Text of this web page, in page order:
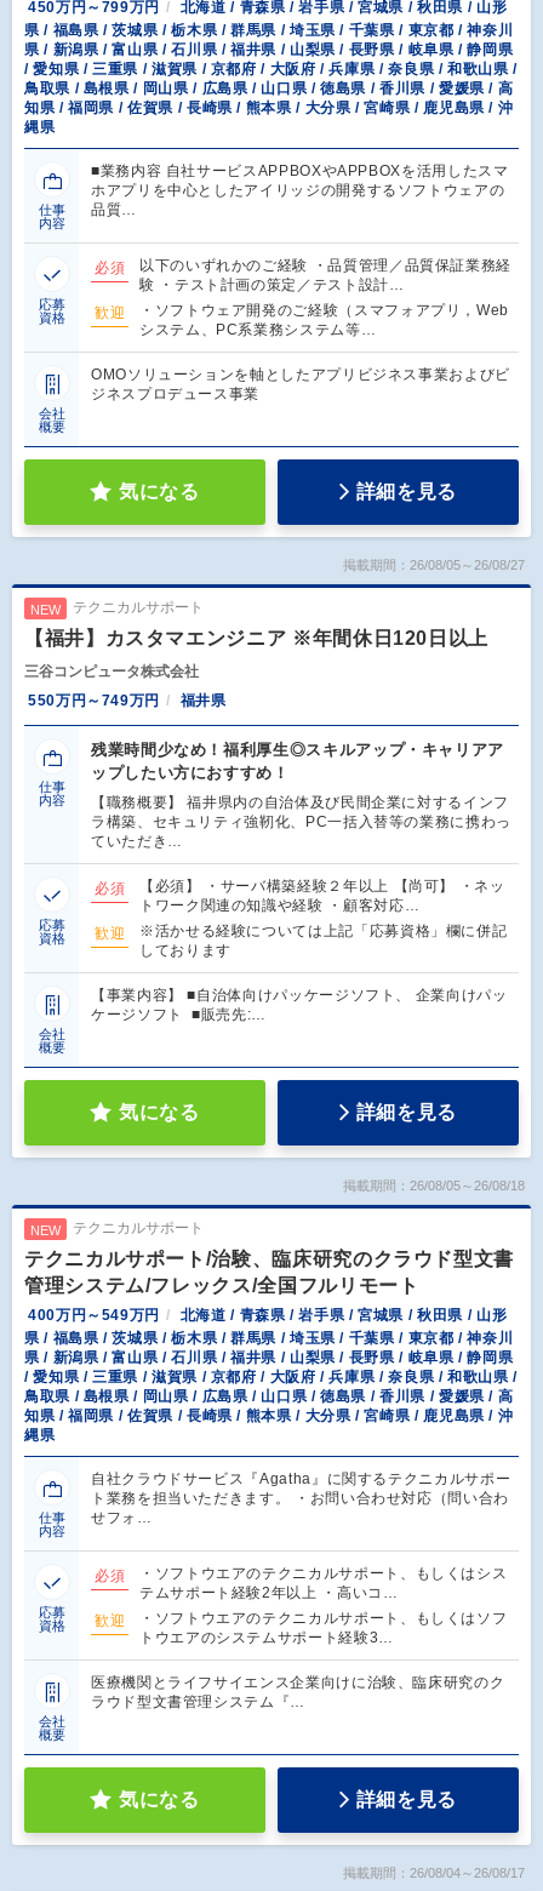
450万円～799万円
北海道 / 青森県 / 岩手県 / 宮城県 / 秋田県 / 山形
県 / 福島県 / 茨城県 / 栃木県 / 群馬県 / 埼玉県 / 千葉県 / 東京都 / 神奈川
県 / 新潟県 / 富山県 / 石川県 / 福井県 / 山梨県 / 長野県 / 岐阜県 / 静岡県
/ 愛知県 / 三重県 / 滋賀県 / 京都府 / 大阪府 / 兵庫県 / 奈良県 / 和歌山県 /
鳥取県 / 島根県 / 岡山県 / 広島県 / 山口県 / 徳島県 / 香川県 / 愛媛県 / 高
知県 / 福岡県 / 佐賀県 / 長崎県 / 熊本県 / 大分県 / 宮崎県 / 鹿児島県 / 沖
縄県
仕事
内容
■業務内容 自社サービスAPPBOXやAPPBOXを活用したスマ
ホアプリを中心としたアイリッジの開発するソフトウェアの
品質…
応募
資格
必須
以下のいずれかのご経験 ・品質管理／品質保証業務経
験 ・テスト計画の策定／テスト設計…
歓迎
・ソフトウェア開発のご経験（スマフォアプリ，Web
システム、PC系業務システム等…
会社
概要
OMOソリューションを軸としたアプリビジネス事業およびビ
ジネスプロデュース事業
気になる 詳細を見る
掲載期間：26/08/05～26/08/27
NEW テクニカルサポート
【福井】カスタマエンジニア ※年間休日120日以上
三谷コンピュータ株式会社
550万円～749万円
福井県
仕事
内容
残業時間少なめ！福利厚生◎スキルアップ・キャリアア
ップしたい方におすすめ！
【職務概要】 福井県内の自治体及び民間企業に対するインフ
ラ構築、セキュリティ強靭化、PC一括入替等の業務に携わっ
ていただき…
応募
資格
必須
【必須】 ・サーバ構築経験２年以上 【尚可】 ・ネッ
トワーク関連の知識や経験 ・顧客対応…
歓迎
※活かせる経験については上記「応募資格」欄に併記
しております
会社
概要
【事業内容】 ■自治体向けパッケージソフト、 企業向けパッ
ケージソフト ■販売先:…
気になる 詳細を見る
掲載期間：26/08/05～26/08/18
NEW テクニカルサポート
テクニカルサポート/治験、臨床研究のクラウド型文書
管理システム/フレックス/全国フルリモート
400万円～549万円
北海道 / 青森県 / 岩手県 / 宮城県 / 秋田県 / 山形
県 / 福島県 / 茨城県 / 栃木県 / 群馬県 / 埼玉県 / 千葉県 / 東京都 / 神奈川
県 / 新潟県 / 富山県 / 石川県 / 福井県 / 山梨県 / 長野県 / 岐阜県 / 静岡県
/ 愛知県 / 三重県 / 滋賀県 / 京都府 / 大阪府 / 兵庫県 / 奈良県 / 和歌山県 /
鳥取県 / 島根県 / 岡山県 / 広島県 / 山口県 / 徳島県 / 香川県 / 愛媛県 / 高
知県 / 福岡県 / 佐賀県 / 長崎県 / 熊本県 / 大分県 / 宮崎県 / 鹿児島県 / 沖
縄県
仕事
内容
自社クラウドサービス『Agatha』に関するテクニカルサポー
ト業務を担当いただきます。 ・お問い合わせ対応（問い合わ
せフォ…
応募
資格
必須
・ソフトウエアのテクニカルサポート、もしくはシス
テムサポート経験2年以上 ・高いコ…
歓迎
・ソフトウエアのテクニカルサポート、もしくはソフ
トウエアのシステムサポート経験3…
会社
概要
医療機関とライフサイエンス企業向けに治験、臨床研究のク
ラウド型文書管理システム『…
気になる 詳細を見る
掲載期間：26/08/04～26/08/17